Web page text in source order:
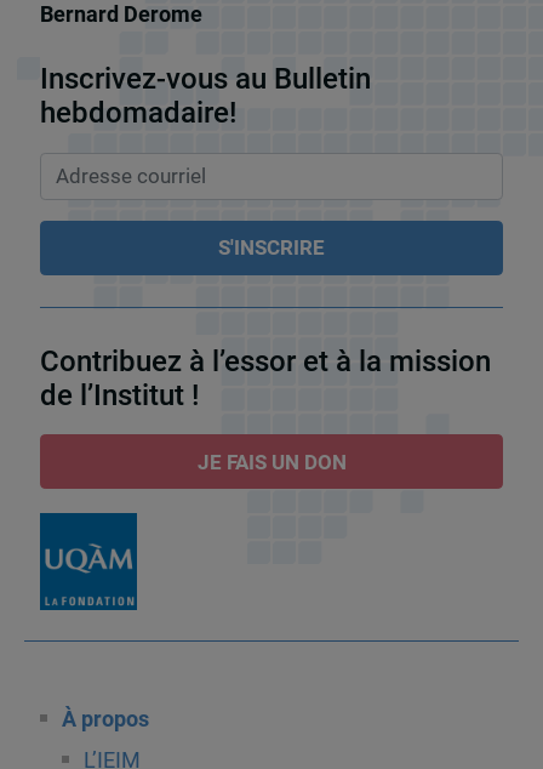
Bernard Derome
Inscrivez-vous au Bulletin
hebdomadaire!
Contribuez à l’essor et à la mission
de l’Institut !
JE FAIS UN DON
À propos
L’IEIM